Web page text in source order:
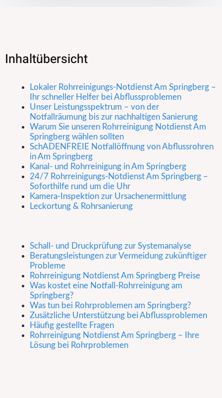
Inhaltübersicht
Lokaler Rohrreinigungs-Notdienst Am Springberg –
Ihr schneller Helfer bei Abflussproblemen
Unser Leistungsspektrum – von der
Notfallräumung bis zur nachhaltigen Sanierung
Warum Sie unseren Rohrreinigung Notdienst Am
Springberg wählen sollten
SchADENFREIE Notfallöffnung von Abflussrohren
in Am Springberg
Kanal- und Rohrreinigung in Am Springberg
24/7 Rohrreinigungs-Notdienst Am Springberg –
Soforthilfe rund um die Uhr
Kamera-Inspektion zur Ursachenermittlung
Leckortung & Rohrsanierung
Schall- und Druckprüfung zur Systemanalyse
Beratungsleistungen zur Vermeidung zukünftiger
Probleme
Rohrreinigung Notdienst Am Springberg Preise
Was kostet eine Notfall-Rohrreinigung am
Springberg?
Was tun bei Rohrproblemen am Springberg?
Zusätzliche Unterstützung bei Abflussproblemen
Häufig gestellte Fragen
Rohrreinigung Notdienst Am Springberg – Ihre
Lösung bei Rohrproblemen